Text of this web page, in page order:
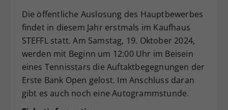
Die öffentliche Auslosung des Hauptbewerbes
findet in diesem Jahr erstmals im Kaufhaus
STEFFL statt. Am Samstag, 19. Oktober 2024,
werden mit Beginn um 12:00 Uhr im Beisein
eines Tennisstars die Auftaktbegegnungen der
Erste Bank Open gelost. Im Anschluss daran
gibt es auch noch eine Autogrammstunde.